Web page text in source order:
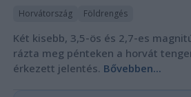
Horvátország Földrengés
Két kisebb, 3,5-ös és 2,7-es
rázta meg pénteken a horvát
érkezett jelentés. Bővebben...